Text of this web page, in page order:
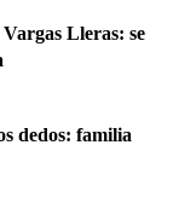
Lleras: se
dedos: familia